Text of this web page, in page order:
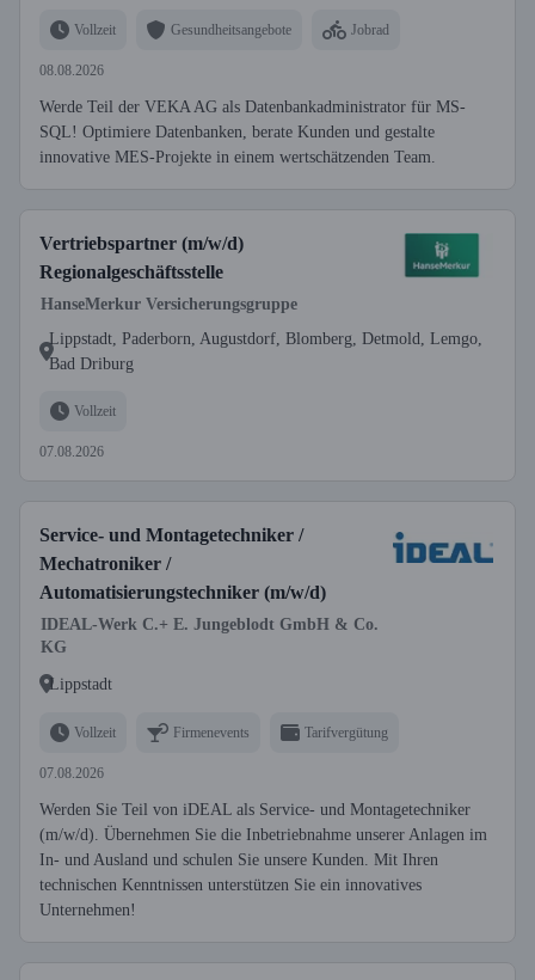
Vollzeit Gesundheitsangebote Jobrad
08.08.2026
Werde Teil der VEKA AG als Datenbankadministrator für MS-
SQL! Optimiere Datenbanken, berate Kunden und gestalte
innovative MES-Projekte in einem wertschätzenden Team.
Vertriebspartner (m/w/d)
Regionalgeschäftsstelle
HanseMerkur Versicherungsgruppe
Lippstadt, Paderborn, Augustdorf, Blomberg, Detmold, Lemgo,
Bad Driburg
Vollzeit
07.08.2026
Service- und Montagetechniker /
Mechatroniker /
Automatisierungstechniker (m/w/d)
IDEAL-Werk C.+ E. Jungeblodt GmbH & Co.
KG
Lippstadt
Vollzeit Firmenevents Tarifvergütung
07.08.2026
Werden Sie Teil von iDEAL als Service- und Montagetechniker
(m/w/d). Übernehmen Sie die Inbetriebnahme unserer Anlagen im
In- und Ausland und schulen Sie unsere Kunden. Mit Ihren
technischen Kenntnissen unterstützen Sie ein innovatives
Unternehmen!